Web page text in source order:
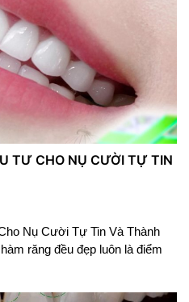
TƯ CHO NỤ CƯỜI TỰ TIN
Nụ Cười Tự Tin Và Thành
răng đều đẹp luôn là điểm